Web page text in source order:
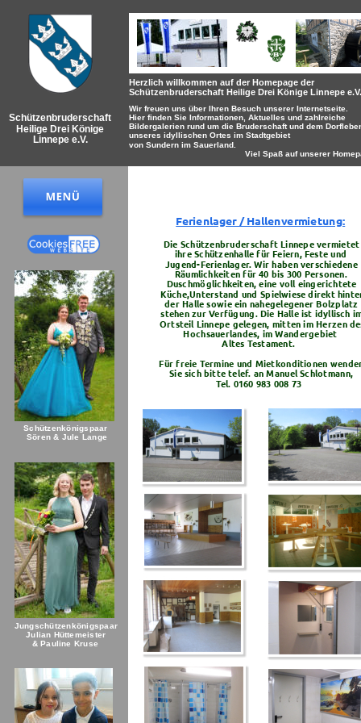
Wir freuen uns über Ihren Besuch unserer Internetseite.
Hier finden Sie Informationen, Aktuelles und zahlreiche
Bildergalerien rund um die Bruderschaft und dem
unseres idyllischen Ortes im Stadtgebiet
von Sundern im Sauerland.
Viel Spaß auf unserer
Herzlich willkommen auf der Homepage der
Schützenbruderschaft Heilige Drei Könige Linnepe
Schützenbruderschaft
Heilige Drei Könige
Linnepe e.V.
Schützenkönigspaar
Sören & Jule Lange
Jungschützenkönigspaar
Julian Hüttemeister
& Pauline Kruse
Ferienlager / Hallenvermietung:
Die Schützenbruderschaft Linnepe
ihre Schützenhalle für Feiern, Feste und
Jugend-Ferienlager. Wir haben verschiedene
Räumlichkeiten für 40 bis 300 Personen.
Duschmöglichkeiten, eine voll eingerichtete
Küche,Unterstand und Spielwiese direkt
der Halle sowie ein nahegelegener Bolzplatz
stehen zur Verfügung. Die Halle ist idyllisch
Ortsteil Linnepe gelegen, mitten im Herzen
Hochsauerlandes, im Wandergebiet
Altes Testament.
Für freie Termine und Mietkonditionen
Sie sich bitte telef. an Manuel Schlotmann,
Tel. 0160 983 008 73